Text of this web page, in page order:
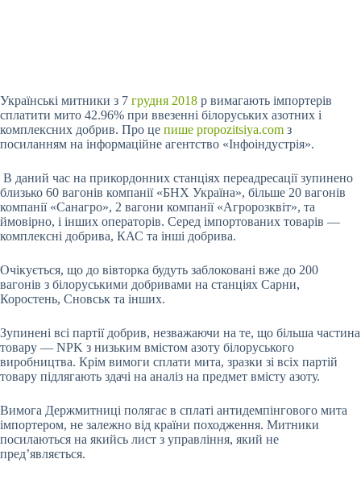
Українські митники з 7 грудня 2018 р вимагають імпортерів
сплатити мито 42.96% при ввезенні білоруських азотних і
комплексних добрив. Про це пише propozitsiya.com з
посиланням на інформаційне агентство «Інфоіндустрія».
В даний час на прикордонних станціях переадресації зупинено
близько 60 вагонів компанії «БНХ Україна», більше 20 вагонів
компанії «Санагро», 2 вагони компанії «Агророзквіт», та
ймовірно, і інших операторів. Серед імпортованих товарів —
комплексні добрива, КАС та інші добрива.
Очікується, що до вівторка будуть заблоковані вже до 200
вагонів з білоруськими добривами на станціях Сарни,
Коростень, Сновськ та інших.
Зупинені всі партії добрив, незважаючи на те, що більша частина
товару — NPK з низьким вмістом азоту білоруського
виробництва. Крім вимоги сплати мита, зразки зі всіх партій
товару підлягають здачі на аналіз на предмет вмісту азоту.
Вимога Держмитниці полягає в сплаті антидемпінгового мита
імпортером, не залежно від країни походження. Митники
посилаються на якийсь лист з управління, який не
пред’являється.